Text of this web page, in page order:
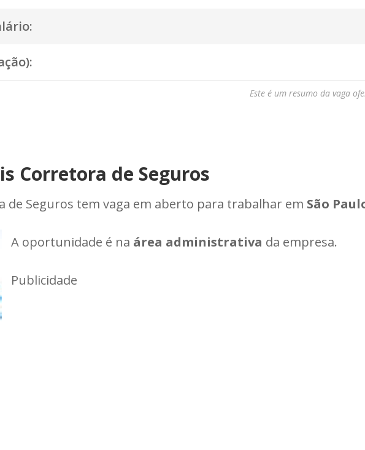
Este é um resumo da vaga
Corretora de Seguros
de Seguros tem vaga em aberto para trabalhar em São
A oportunidade é na área administrativa da empresa.
Publicidade